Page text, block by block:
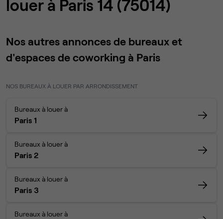
louer à Paris 14 (75014)
Nos autres annonces de bureaux et
d'espaces de coworking à Paris
NOS BUREAUX À LOUER PAR ARRONDISSEMENT
Bureaux à louer à
Paris 1
Bureaux à louer à
Paris 2
Bureaux à louer à
Paris 3
Bureaux à louer à